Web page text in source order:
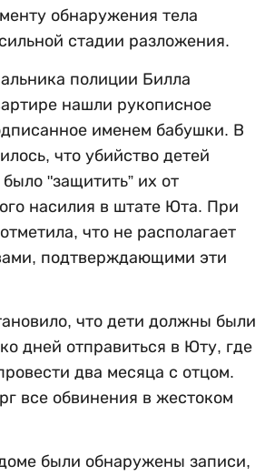
обнаружения тела
стадии разложения.
полиции Билла
нашли рукописное
именем бабушки. В
что убийство детей
"защитить” их от
насилия в штате Юта. При
что не располагает
подтверждающими эти
что дети должны были
дней отправиться в Юту, где
два месяца с отцом.
все обвинения в жестоком
были обнаружены записи,